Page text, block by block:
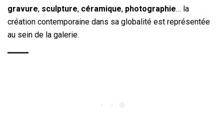
gravure, sculpture, céramique, photographie… la
création contemporaine dans sa globalité est représentée
au sein de la galerie.